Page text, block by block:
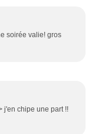
soirée valie! gros
j'en chipe une part !!